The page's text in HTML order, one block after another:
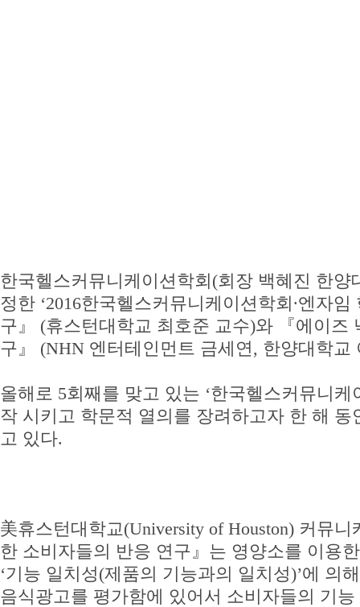
한국헬스커뮤니케이션학회(회장 백혜진 한
정한 ‘2016한국헬스커뮤니케이션학회∙엔자
구』 (휴스턴대학교 최호준 교수)와 『에이
구』 (NHN 엔터테인먼트 금세연, 한양대학
올해로 5회째를 맞고 있는 ‘한국헬스커뮤니
작 시키고 학문적 열의를 장려하고자 한 해
고 있다.
美휴스턴대학교(University of Houston) 커뮤
한 소비자들의 반응 연구』는 영양소를 이용
‘기능 일치성(제품의 기능과의 일치성)’에
음식광고를 평가함에 있어서 소비자들의 기